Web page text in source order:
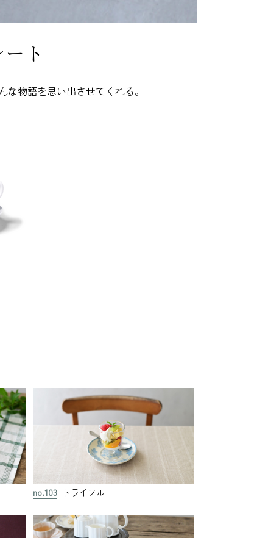
ト
物語を思い出させてくれる。
no.103 トライフル